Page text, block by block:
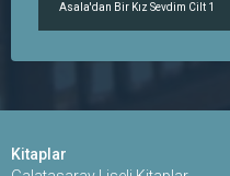
Asala'dan Bir Kız Sevdim Cilt 1
Kitaplar